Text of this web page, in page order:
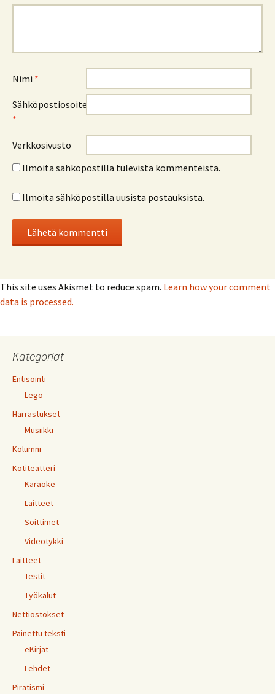
Nimi *
Sähköpostiosoite
*
Verkkosivusto
Ilmoita sähköpostilla tulevista kommenteista.
Ilmoita sähköpostilla uusista postauksista.
This site uses Akismet to reduce spam. Learn how your comment
data is processed.
Kategoriat
Entisöinti
Lego
Harrastukset
Musiikki
Kolumni
Kotiteatteri
Karaoke
Laitteet
Soittimet
Videotykki
Laitteet
Testit
Työkalut
Nettiostokset
Painettu teksti
eKirjat
Lehdet
Piratismi